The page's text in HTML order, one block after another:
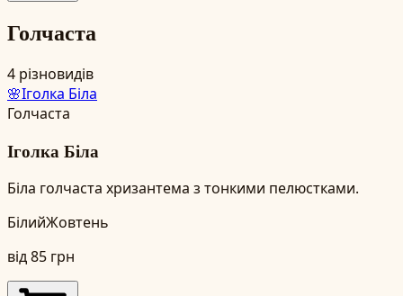
Голчаста
4 різновидів
🌸Іголка Біла
Голчаста
Іголка Біла
Біла голчаста хризантема з тонкими пелюстками.
БілийЖовтень
від85 грн